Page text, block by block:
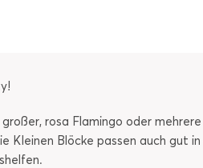
rosa Flamingo oder
KIeinen Blöcke passen auch gut